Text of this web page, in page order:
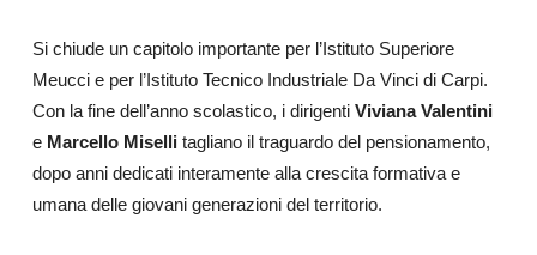
Si chiude un capitolo importante per l’Istituto Superiore
Meucci e per l’Istituto Tecnico Industriale Da Vinci di Carpi.
Con la fine dell’anno scolastico, i dirigenti Viviana Valentini
e Marcello Misellitagliano il traguardo del pensionamento,
dopo anni dedicati interamente alla crescita formativa e
umana delle giovani generazioni del territorio.